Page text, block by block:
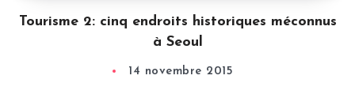
Tourisme 2: cinq endroits historiques méconnus
à Seoul
14 novembre 2015